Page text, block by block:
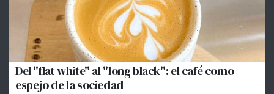
Del "flat white" al "long black": el café como
espejo de la sociedad